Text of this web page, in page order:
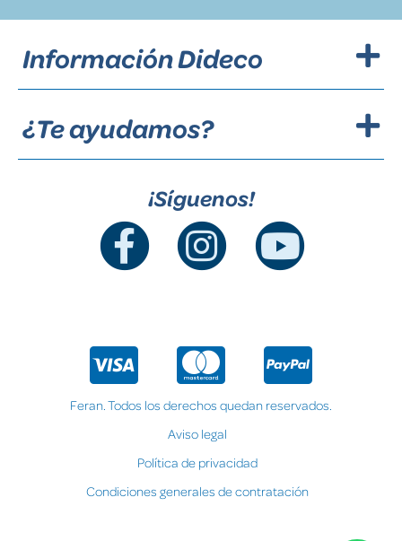
Información Dideco
¿Te ayudamos?
¡Síguenos!
Feran. Todos los derechos quedan reservados.
Aviso legal
Política de privacidad
Condiciones generales de contratación